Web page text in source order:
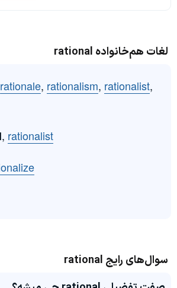
لغات هم‌خانواده rational
rationale, rationalism, rationalist,
, rationalist
سوال‌های رایج rational